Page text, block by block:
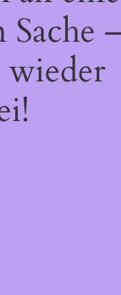
wieder